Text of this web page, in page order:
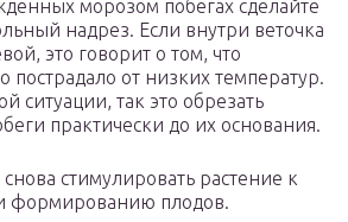
морозом побегах сделайте
надрез. Если внутри веточка
это говорит о том, что
пострадало от низких температур.
ситуации, так это обрезать
практически до их основания.
стимулировать растение к
формированию плодов.